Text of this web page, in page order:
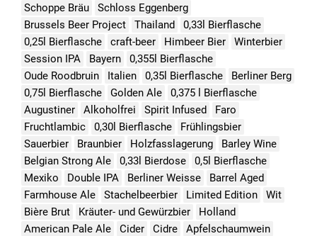
Schoppe Bräu
Schloss Eggenberg
Brussels Beer Project
Thailand
0,33l Bierflasche
0,25l Bierflasche
craft-beer Himbeer Bier
Winterbier
Session IPA
Bayern
0,355l Bierflasche
Oude Roodbruin
Italien 0,35l Bierflasche
Berliner Berg
0,75l Bierflasche
Golden Ale
0,375 l Bierflasche
Augustiner
Alkoholfrei Spirit Infused
Faro
Fruchtlambic
0,30l Bierflasche
Frühlingsbier
Sauerbier
Braunbier Holzfasslagerung
Barley Wine
Belgian Strong Ale
0,33l Bierdose
0,5l Bierflasche
Mexiko
Double IPA Berliner Weisse
Barrel Aged
Farmhouse Ale
Stachelbeerbier Limited Edition
Wit
Bière Brut
Kräuter- und Gewürzbier
Holland
American Pale Ale
Cider Cidre
Apfelschaumwein